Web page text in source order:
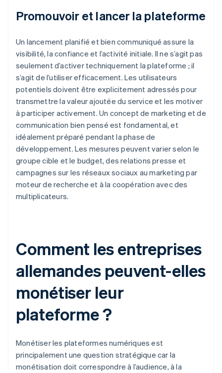
Promouvoir et lancer la plateforme
Un lancement planifié et bien communiqué assure la
visibilité, la confiance et l’activité initiale. Il ne s’agit pas
seulement d’activer techniquement la plateforme ; il
s’agit de l’utiliser efficacement. Les utilisateurs
potentiels doivent être explicitement adressés pour
transmettre la valeur ajoutée du service et les motiver
à participer activement. Un concept de marketing et de
communication bien pensé est fondamental, et
idéalement préparé pendant la phase de
développement. Les mesures peuvent varier selon le
groupe cible et le budget, des relations presse et
campagnes sur les réseaux sociaux au marketing par
moteur de recherche et à la coopération avec des
multiplicateurs.
Comment les entreprises
allemandes peuvent-elles
monétiser leur
plateforme ?
Monétiser les plateformes numériques est
principalement une question stratégique car la
monétisation doit correspondre à l’audience, à la